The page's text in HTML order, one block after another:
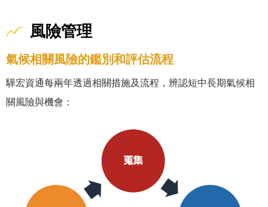
風險管理
氣候相關風險的鑑別和評估流程
驊宏資通每兩年透過相關措施及流程，辨認短中長期氣候相
關風險與機會：